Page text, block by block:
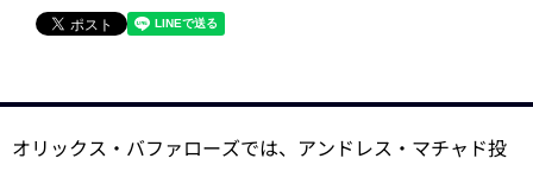
オリックス・バファローズでは、アンドレス・マチャド投